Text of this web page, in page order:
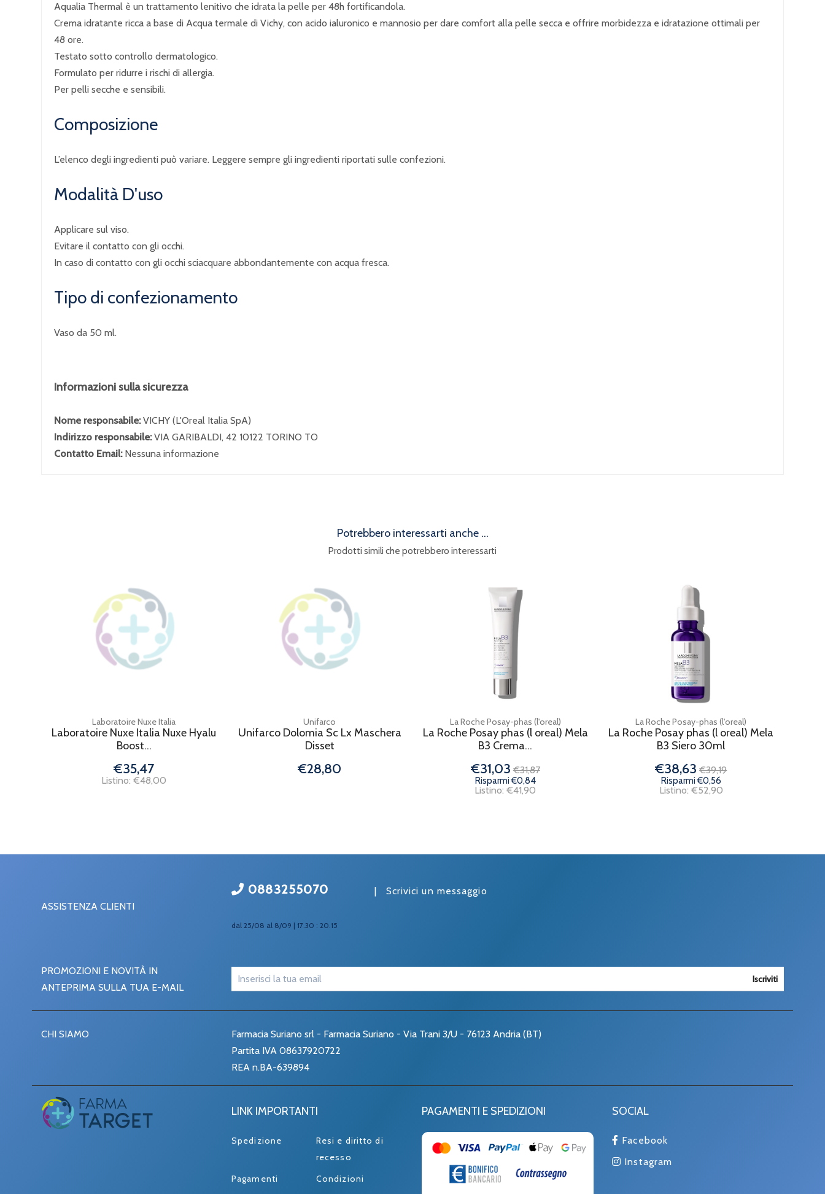
Aqualia Thermal è un trattamento lenitivo che idrata la pelle per 48h fortificandola.
Crema idratante ricca a base di Acqua termale di Vichy, con acido ialuronico e mannosio per dare comfort alla pelle secca e offrire morbidezza e idratazione ottimali per
48 ore.
Testato sotto controllo dermatologico.
Formulato per ridurre i rischi di allergia.
Per pelli secche e sensibili.
Composizione
L’elenco degli ingredienti può variare. Leggere sempre gli ingredienti riportati sulle confezioni.
Modalità D'uso
Applicare sul viso.
Evitare il contatto con gli occhi.
In caso di contatto con gli occhi sciacquare abbondantemente con acqua fresca.
Tipo di confezionamento
Vaso da 50 ml.
Informazioni sulla sicurezza
Nome responsabile:VICHY (L'Oreal Italia SpA)
Indirizzo responsabile:VIA GARIBALDI, 42 10122 TORINO TO
Contatto Email: Nessuna informazione
Potrebbero interessarti anche ...
Prodotti simili che potrebbero interessarti
Laboratoire Nuxe Italia
Laboratoire Nuxe Italia Nuxe Hyalu
Boost...
€35,47
Listino: €48,00
Unifarco
Unifarco Dolomia Sc Lx Maschera
Disset
€28,80
La Roche Posay-phas (l'oreal)
La Roche Posay phas (l oreal) Mela
B3 Crema...
€31,03 €31,87
Risparmi €0,84
Listino: €41,90
La Roche Posay-phas (l'oreal)
La Roche Posay phas (l oreal) Mela
B3 Siero 30ml
€38,63 €39,19
Risparmi €0,56
Listino: €52,90
ASSISTENZA CLIENTI
0883255070
dal 25/08 al 8/09 | 17.30 : 20.15
| Scrivici un messaggio
PROMOZIONI E NOVITÀ IN
ANTEPRIMA SULLA TUA E-MAIL
Iscriviti
CHI SIAMO
Farmacia Suriano srl - Farmacia Suriano - Via Trani 3/U - 76123 Andria (BT)
Partita IVA 08637920722
REA n.BA-639894
LINK IMPORTANTI
Spedizione
Resi e diritto di
recesso
Pagamenti
Condizioni
PAGAMENTI E SPEDIZIONI SOCIAL
Facebook
Instagram